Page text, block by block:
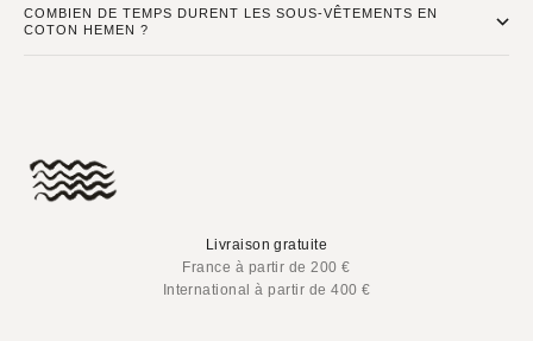
COMBIEN DE TEMPS DURENT LES SOUS-VÊTEMENTS EN
COTON HEMEN ?
Livraison gratuite
France à partir de 200 €
International à partir de 400 €